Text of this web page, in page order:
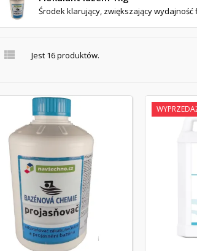
Środek klarujący, zwiększający
 Jest 16 produktów.